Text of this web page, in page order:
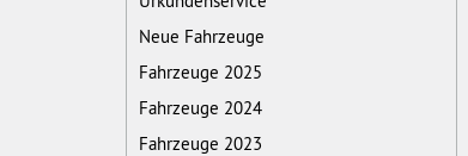
Neue Fahrzeuge
Fahrzeuge 2025
Fahrzeuge 2024
Fahrzeuge 2023